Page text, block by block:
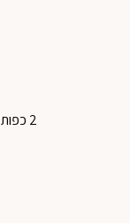
2 כפות